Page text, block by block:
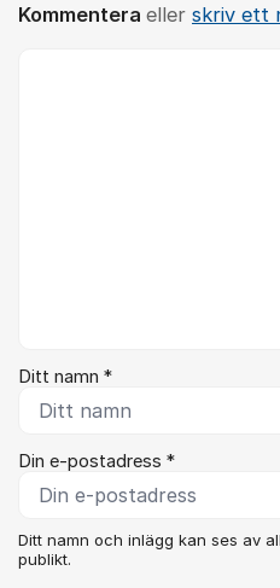
Kommentera eller skriv ett
Ditt namn *
Din e-postadress *
Ditt namn och inlägg kan ses av
publikt.